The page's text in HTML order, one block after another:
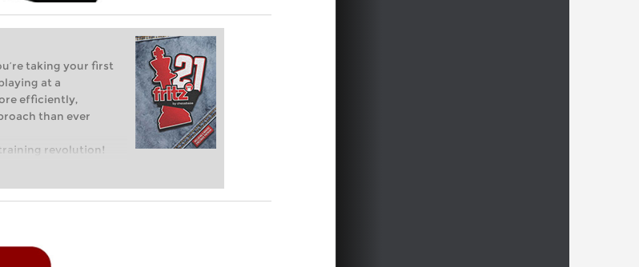
taking your first
at a
efficiently,
than ever
training revolution!
of club chess,